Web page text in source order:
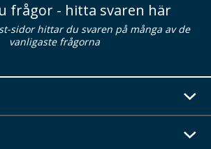
frågor - hitta svaren här
sidor hittar du svaren på många av de
vanligaste frågorna